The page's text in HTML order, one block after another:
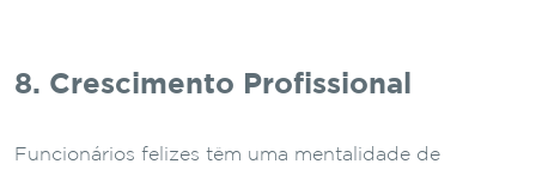
8. Crescimento Profissional
Funcionários felizes têm uma mentalidade de